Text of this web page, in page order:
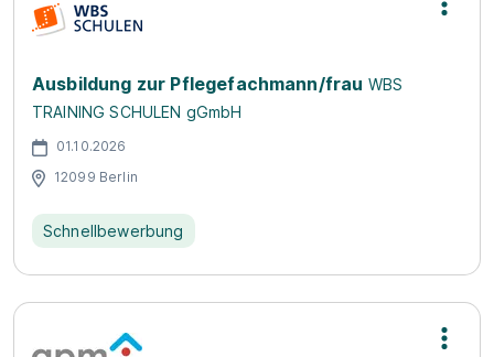
Ausbildung zur Pflegefachmann/frau WBS
TRAINING SCHULEN gGmbH
01.10.2026
12099 Berlin
Schnellbewerbung